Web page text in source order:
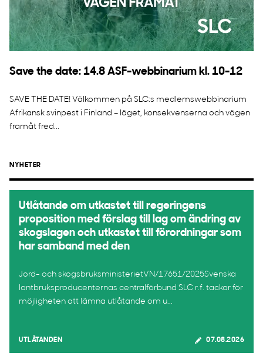
Save the date: 14.8 ASF-webbinarium kl. 10-12
SAVE THE DATE! Välkommen på SLC:s medlemswebbinarium
Afrikansk svinpest i Finland – läget, konsekvenserna och vägen
framåt fred...
NYHETER
Utlåtande om utkastet till regeringens
proposition med förslag till lag om ändring av
skogslagen och utkastet till förordningar som
har samband med den
Jord- och skogsbruksministerietVN/17651/2025Svenska
lantbruksproducenternas centralförbund SLC r.f. tackar för
möjligheten att lämna utlåtande om u...
UTLÅTANDEN 07.08.2026